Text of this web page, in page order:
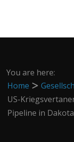
You are here:
Home
US-
Pipeline in Dakota